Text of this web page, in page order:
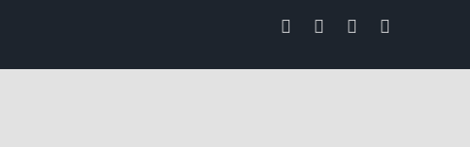
Facebook Instagram